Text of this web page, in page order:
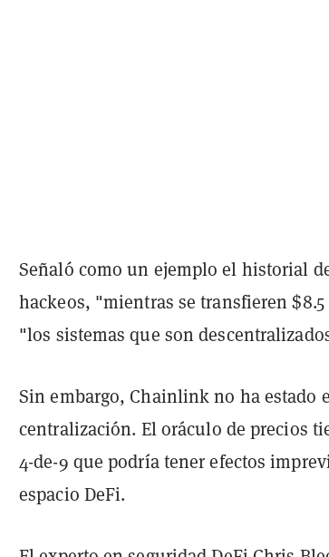
Señaló como un ejemplo el historial
hackeos, "mientras se transfieren
"los sistemas que son
Sin embargo, Chainlink no ha estado
centralización. El oráculo de precios
4-de-9 que podría tener efectos
espacio DeFi.